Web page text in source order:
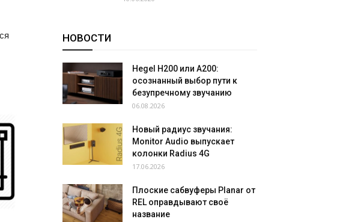
НОВОСТИ
Hegel H200 или A200:
осознанный выбор пути к
безупречному звучанию
06.08.2026
Новый радиус звучания:
Monitor Audio выпускает
колонки Radius 4G
17.06.2026
Плоские сабвуферы Planar от
REL оправдывают своё
название